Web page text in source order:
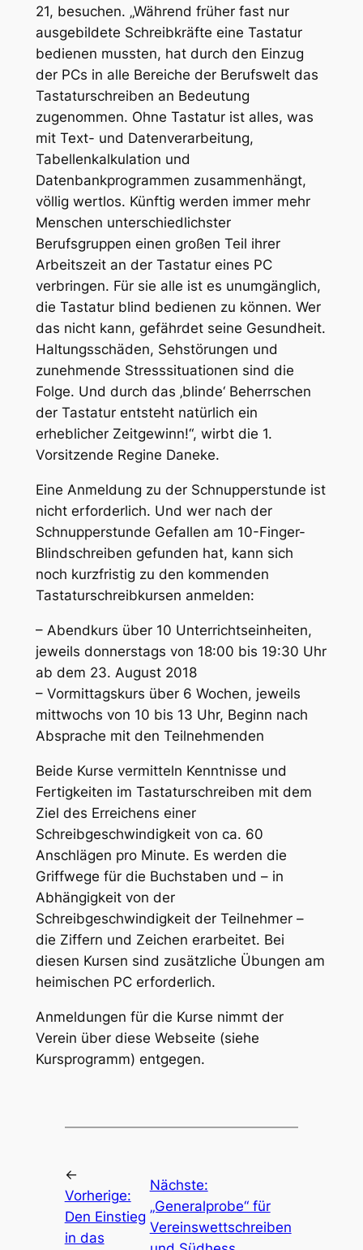
21, besuchen. „Während früher fast nur
ausgebildete Schreibkräfte eine Tastatur
bedienen mussten, hat durch den Einzug
der PCs in alle Bereiche der Berufswelt das
Tastaturschreiben an Bedeutung
zugenommen. Ohne Tastatur ist alles, was
mit Text- und Datenverarbeitung,
Tabellenkalkulation und
Datenbankprogrammen zusammenhängt,
völlig wertlos. Künftig werden immer mehr
Menschen unterschiedlichster
Berufsgruppen einen großen Teil ihrer
Arbeitszeit an der Tastatur eines PC
verbringen. Für sie alle ist es unumgänglich,
die Tastatur blind bedienen zu können. Wer
das nicht kann, gefährdet seine Gesundheit.
Haltungsschäden, Sehstörungen und
zunehmende Stresssituationen sind die
Folge. Und durch das ‚blinde‘ Beherrschen
der Tastatur entsteht natürlich ein
erheblicher Zeitgewinn!“, wirbt die 1.
Vorsitzende Regine Daneke.
Eine Anmeldung zu der Schnupperstunde ist
nicht erforderlich. Und wer nach der
Schnupperstunde Gefallen am 10-Finger-
Blindschreiben gefunden hat, kann sich
noch kurzfristig zu den kommenden
Tastaturschreibkursen anmelden:
– Abendkurs über 10 Unterrichtseinheiten,
jeweils donnerstags von 18:00 bis 19:30 Uhr
ab dem 23. August 2018
– Vormittagskurs über 6 Wochen, jeweils
mittwochs von 10 bis 13 Uhr, Beginn nach
Absprache mit den Teilnehmenden
Beide Kurse vermitteln Kenntnisse und
Fertigkeiten im Tastaturschreiben mit dem
Ziel des Erreichens einer
Schreibgeschwindigkeit von ca. 60
Anschlägen pro Minute. Es werden die
Griffwege für die Buchstaben und – in
Abhängigkeit von der
Schreibgeschwindigkeit der Teilnehmer –
die Ziffern und Zeichen erarbeitet. Bei
diesen Kursen sind zusätzliche Übungen am
heimischen PC erforderlich.
Anmeldungen für die Kurse nimmt der
Verein über diese Webseite (siehe
Kursprogramm) entgegen.
←
Vorherige:
Den Einstieg
in das
Nächste:
„Generalprobe“ für
Vereinswettschreiben